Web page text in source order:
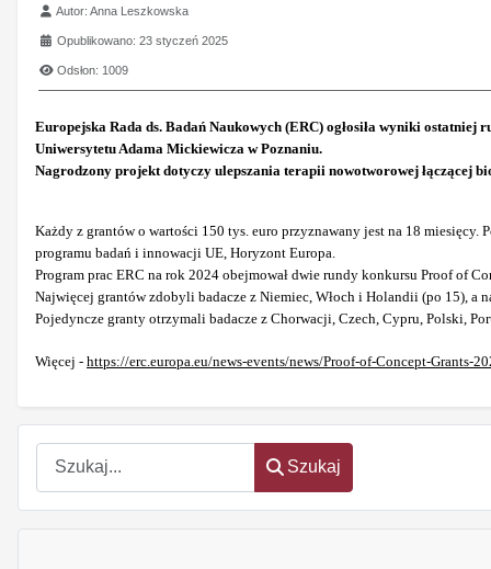
Szukaj
Szukaj
Szczegóły
Autor:Anna Leszkowska
Opublikowano: 23 styczeń 2025
Odsłon: 1009
Europejska Rada ds. Badań Naukowych (ERC) ogłosiła wyniki
Uniwersytetu Adama Mickiewicza w Poznaniu.
Nagrodzony projekt dotyczy ulepszania terapii nowotworowej łączącej
Każdy z grantów o wartości 150 tys. euro przyznawany jest na 18
programu badań i innowacji UE, Horyzont Europa.
Program prac ERC na rok 2024 obejmował dwie rundy konkursu Proof of
Najwięcej grantów zdobyli badacze z Niemiec, Włoch i Holandii (po 15),
Pojedyncze granty otrzymali badacze z Chorwacji, Czech, Cypru, Polski,
Więcej - https://erc.europa.eu/news-events/news/Proof-of-Concept-Grants-